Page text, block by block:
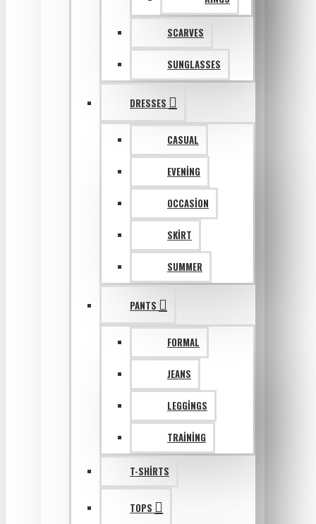
SCARVES
SUNGLASSES
DRESSES
CASUAL
EVENING
OCCASION
SKIRT
SUMMER
PANTS
FORMAL
JEANS
LEGGINGS
TRAINING
T-SHIRTS
TOPS